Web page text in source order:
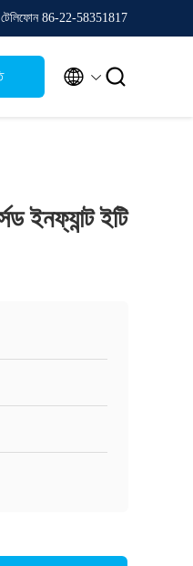
টেলিফোন 86-22-58351817
 
ইনফ্যান্ট ইটি